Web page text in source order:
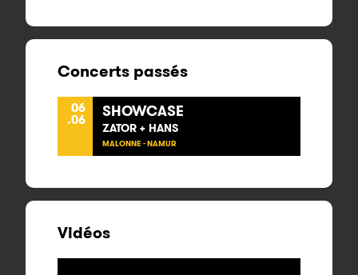
Concerts passés
06
.06 SHOWCASE
ZATOR + HANS
MALONNE - NAMUR
Vidéos